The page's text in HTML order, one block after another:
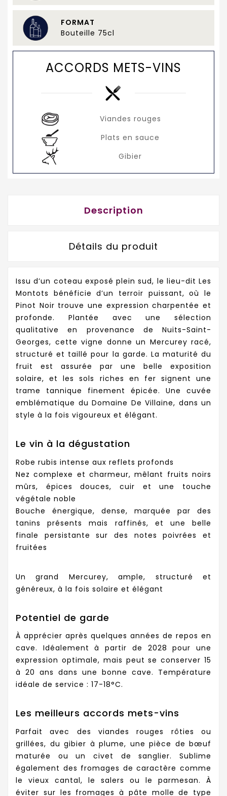
FORMAT
Bouteille 75cl
ACCORDS METS-VINS
Viandes rouges
Plats en sauce
Gibier
Description
Détails du produit
Issu d’un coteau exposé plein sud, le lieu-dit Les
Montots bénéficie d’un terroir puissant, où le
Pinot Noir trouve une expression charpentée et
profonde. Plantée avec une sélection
qualitative en provenance de Nuits-Saint-
Georges, cette vigne donne un Mercurey racé,
structuré et taillé pour la garde. La maturité du
fruit est assurée par une belle exposition
solaire, et les sols riches en fer signent une
trame tannique finement épicée. Une cuvée
emblématique du Domaine De Villaine, dans un
style à la fois vigoureux et élégant.
Le vin à la dégustation
Robe rubis intense aux reflets profonds
Nez complexe et charmeur, mêlant fruits noirs
mûrs, épices douces, cuir et une touche
végétale noble
Bouche énergique, dense, marquée par des
tanins présents mais raffinés, et une belle
finale persistante sur des notes poivrées et
fruitées
Un grand Mercurey, ample, structuré et
généreux, à la fois solaire et élégant
Potentiel de garde
À apprécier après quelques années de repos en
cave. Idéalement à partir de 2028 pour une
expression optimale, mais peut se conserver 15
à 20 ans dans une bonne cave. Température
idéale de service : 17-18°C.
Les meilleurs accords mets-vins
Parfait avec des viandes rouges rôties ou
grillées, du gibier à plume, une pièce de bœuf
maturée ou un civet de sanglier. Sublime
également des fromages de caractère comme
le vieux cantal, le salers ou le parmesan. À
éviter sur les fromages à pâte molle de type